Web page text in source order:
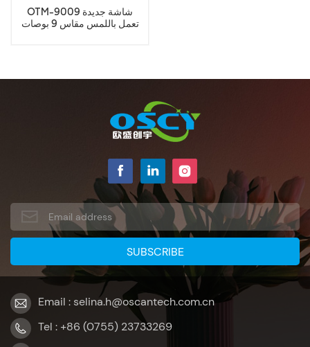
OTM-9009 شاشة جديدة
تعمل باللمس مقاس 9 بوصات
Email : selina.h@oscantech.com.cn
Tel : +86 (0755) 23733269